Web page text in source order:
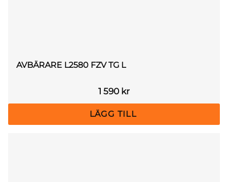
AVBÄRARE L2580 FZV TG L
1 590 kr